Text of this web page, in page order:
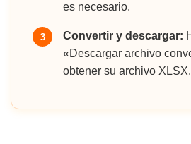
es necesario.
3 Convertir y descargar:
«Descargar archivo
obtener su archivo XLSX.